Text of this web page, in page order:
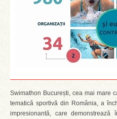
Swimathon București, cea mai mare
tematică sportivă din România, a
impresionantă, care